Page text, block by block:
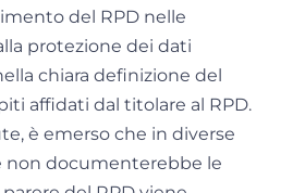
del RPD nelle
protezione dei dati
chiara definizione del
affidati dal titolare al RPD.
è emerso che in diverse
non documenterebbe le